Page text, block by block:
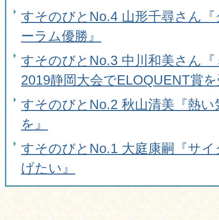
すそのびとNo.4 山形千尋さん
ーラム優勝』
すそのびとNo.3 中川和美さん
2019静岡大会でELOQUENT賞
すそのびとNo.2 秋山清美『熱
を』
すそのびとNo.1 大庭康嗣『サ
げたい』